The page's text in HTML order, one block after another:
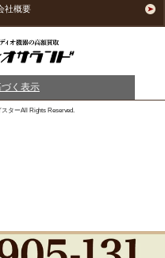
社概要
く表示
ターAll Rights Reserved.